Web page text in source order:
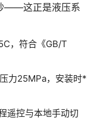
——这正是液压系
，符合《GB/T
力25MPa，安装时*
遥控与本地手动切